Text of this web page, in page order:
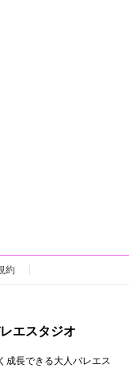
約
エスタジオ
成長できる大人バレエス